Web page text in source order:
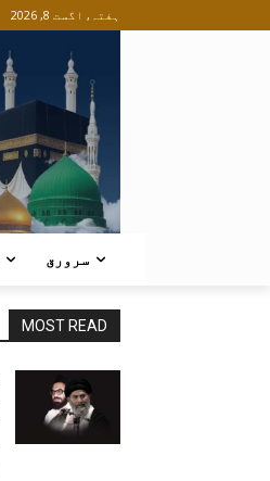
ہفتہ, اگست 8, 2026
سرورق
MOST READ